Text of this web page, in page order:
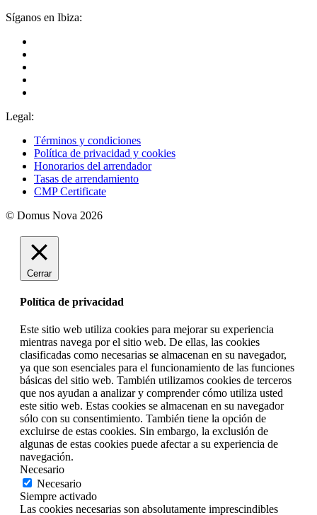
Síganos en Ibiza:
Legal:
Términos y condiciones
Política de privacidad y cookies
Honorarios del arrendador
Tasas de arrendamiento
CMP Certificate
© Domus Nova 2026
Cerrar
Política de privacidad
Este sitio web utiliza cookies para mejorar su experiencia
mientras navega por el sitio web. De ellas, las cookies
clasificadas como necesarias se almacenan en su navegador,
ya que son esenciales para el funcionamiento de las funciones
básicas del sitio web. También utilizamos cookies de terceros
que nos ayudan a analizar y comprender cómo utiliza usted
este sitio web. Estas cookies se almacenan en su navegador
sólo con su consentimiento. También tiene la opción de
excluirse de estas cookies. Sin embargo, la exclusión de
algunas de estas cookies puede afectar a su experiencia de
navegación.
Necesario
Necesario
Siempre activado
Las cookies necesarias son absolutamente imprescindibles